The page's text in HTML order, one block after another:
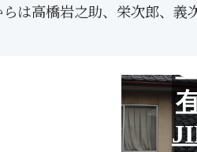
は高橋岩之助、栄次郎、義